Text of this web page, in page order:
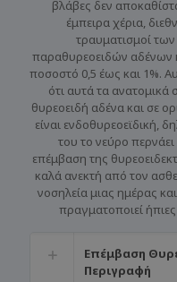
βλάβες δεν
έμπειρα χέρια,
τραυματισμοί
παραθυρεοειδών αδένων
ποσοστό 0,5 έως και 1%.
ότι αυτά τα ανατομικά
θυρεοειδή αδένα και σε
είναι ενδοθυρεοεϊδική,
του το νεύρο
επέμβαση της
καλά ανεκτή από τον
νοσηλεία μιας ημέρας
πραγματοποιεί
Επέμβαση
Περιγραφή